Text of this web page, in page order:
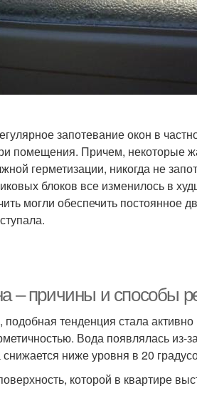
запотевание окон в
помещения. Причем, некоторые
герметизации, никогда не
блоков все изменилось в
могли обеспечить постоянное
– причины и способы
тенденция стала активно
Вода появлялась из-
ниже уровня в 20
которой в квартире